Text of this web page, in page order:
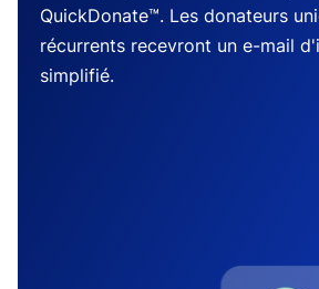
QuickDonate™. Les donateurs
récurrents recevront un e-mail
simplifié.